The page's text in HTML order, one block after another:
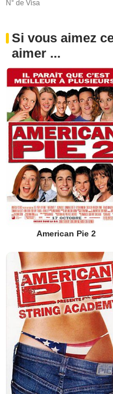
N° de Visa
Si vous aimez
aimer ...
American Pie 2